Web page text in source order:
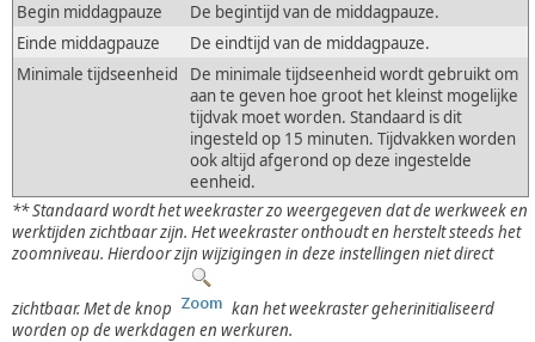
Begin middagpauze
De begintijd van de middagpauze.
Einde middagpauze
De eindtijd van de middagpauze.
Minimale tijdseenheid
De minimale tijdseenheid wordt gebruikt om
aan te geven hoe groot het kleinst mogelijke
tijdvak moet worden. Standaard is dit
ingesteld op 15 minuten. Tijdvakken worden
ook altijd afgerond op deze ingestelde
eenheid.
** Standaard wordt het weekraster zo weergegeven dat de werkweek en
werktijden zichtbaar zijn. Het weekraster onthoudt en herstelt steeds het
zoomniveau. Hierdoor zijn wijzigingen in deze instellingen niet direct
zichtbaar. Met de knop
kan het weekraster geherinitialiseerd
worden op de werkdagen en werkuren.